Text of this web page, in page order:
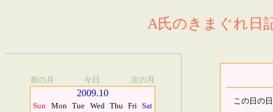
A氏のきまぐれ日
前の月 今日 次の月
2009.10
Sun Mon Tue Wed Thu Fri Sat
この日の